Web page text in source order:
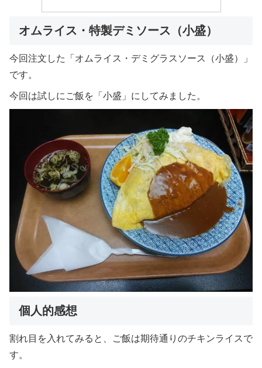
オムライス・特製デミソース（小盛）
今回注文した「オムライス・デミグラスソース（小盛）」
です。
今回は試しにご飯を「小盛」にしてみました。
個人的感想
割れ目を入れてみると、ご飯は期待通りのチキンライスで
す。